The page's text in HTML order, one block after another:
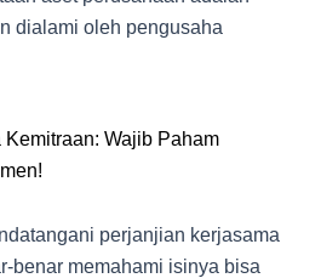
dialami oleh pengusaha
Wajib Paham
perjanjian kerjasama
benar memahami isinya bisa